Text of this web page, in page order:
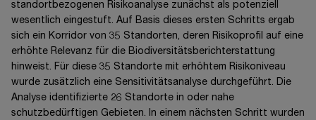
standortbezogenen Risikoanalyse zunächst als potenziell
wesentlich eingestuft. Auf Basis dieses ersten Schritts ergab
sich ein Korridor von 35 Standorten, deren Risikoprofil auf eine
erhöhte Relevanz für die Biodiversitätsberichterstattung
hinweist. Für diese 35 Standorte mit erhöhtem Risikoniveau
wurde zusätzlich eine Sensitivitätsanalyse durchgeführt. Die
Analyse identifizierte 26 Standorte in oder nahe
schutzbedürftigen Gebieten. In einem nächsten Schritt wurden